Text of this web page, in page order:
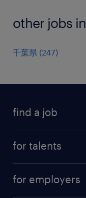
other jobs
千葉県 (247)
find a job
for talents
professional career
for employers